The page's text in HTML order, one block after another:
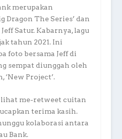
merupakan
Dragon The Series’ dan
Satur. Kabarnya, lagu
tahun 2021. Ini
foto bersama Jeff di
sempat diunggah oleh
‘New Project’.
me-retweet cuitan
terima kasih.
kolaborasi antara
Bank.